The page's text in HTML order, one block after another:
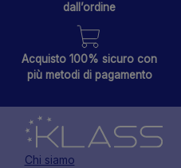
dall’ordine
Acquisto 100% sicuro con
più metodi di pagamento
Chi siamo